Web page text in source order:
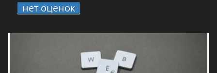
нет оценок